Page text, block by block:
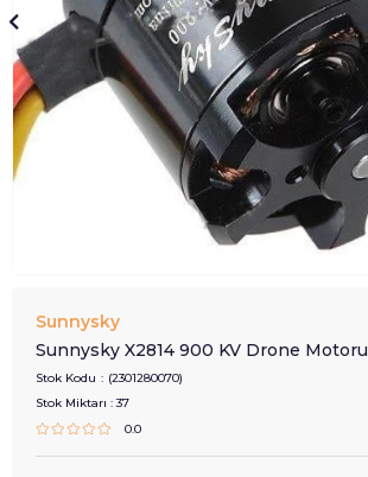
Sunnysky
Sunnysky X2814 900 KV Drone Motoru
Stok Kodu
(2301280070)
Stok Miktarı : 37
0.0